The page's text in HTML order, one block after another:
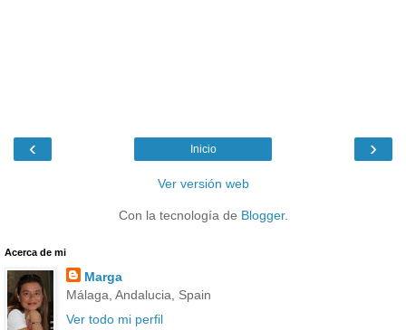
‹ ›
Inicio
Ver versión web
Con la tecnología de Blogger.
Acerca de mi
Marga
Málaga, Andalucia, Spain
Ver todo mi perfil